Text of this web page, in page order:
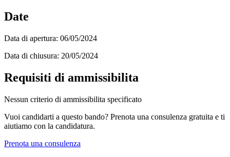
Date
Data di apertura: 06/05/2024
Data di chiusura: 20/05/2024
Requisiti di ammissibilita
Nessun criterio di ammissibilita specificato
Vuoi candidarti a questo bando? Prenota una consulenza gratuita e ti
aiutiamo con la candidatura.
Prenota una consulenza